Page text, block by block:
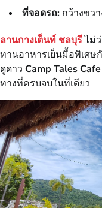
ที่จอดรถ: กว้างขว
ลานกางเต็นท์ ชลบุรีไม่
ทานอาหารเย็นมื้อพิเศษ
ดูดาว Camp Tales
ทางที่ครบจบในที่เดียว